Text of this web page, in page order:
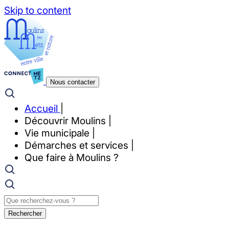
Skip to content
Nous contacter
Accueil
Découvrir Moulins
Vie municipale
Démarches et services
Que faire à Moulins ?
Rechercher